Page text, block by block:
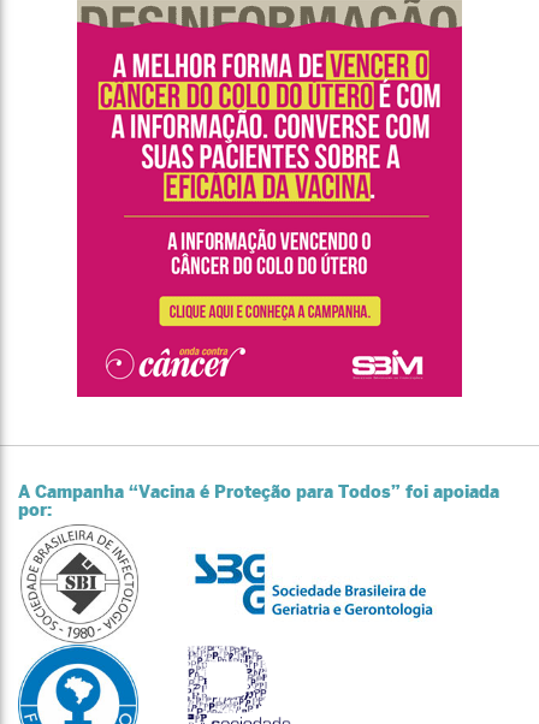
A Campanha “Vacina é Proteção para Todos” foi apoiada
por: